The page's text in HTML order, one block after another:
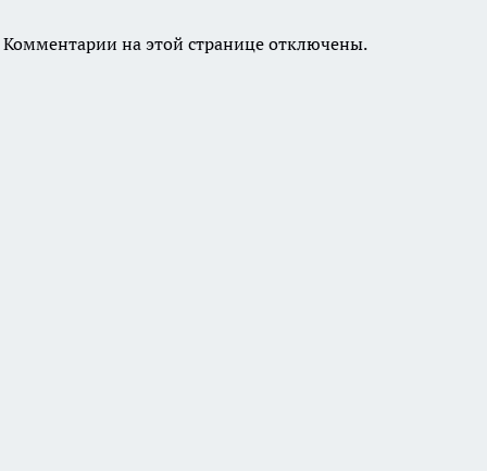
Комментарии на этой странице отключены.